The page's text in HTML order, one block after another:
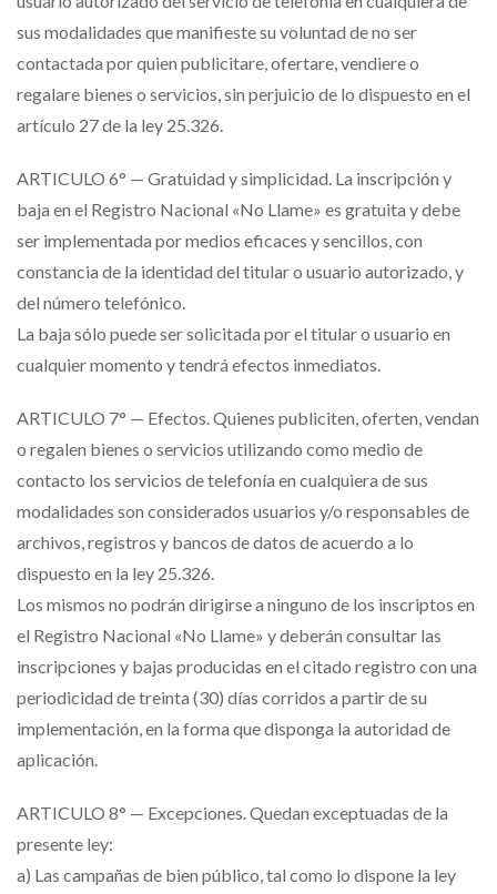
sus modalidades que manifieste su voluntad de no ser
contactada por quien publicitare, ofertare, vendiere o
regalare bienes o servicios, sin perjuicio de lo dispuesto en el
artículo 27 de la ley 25.326.
ARTICULO 6° — Gratuidad y simplicidad. La inscripción y
baja en el Registro Nacional «No Llame» es gratuita y debe
ser implementada por medios eficaces y sencillos, con
constancia de la identidad del titular o usuario autorizado, y
del número telefónico.
La baja sólo puede ser solicitada por el titular o usuario en
cualquier momento y tendrá efectos inmediatos.
ARTICULO 7° — Efectos. Quienes publiciten, oferten, vendan
o regalen bienes o servicios utilizando como medio de
contacto los servicios de telefonía en cualquiera de sus
modalidades son considerados usuarios y/o responsables de
archivos, registros y bancos de datos de acuerdo a lo
dispuesto en la ley 25.326.
Los mismos no podrán dirigirse a ninguno de los inscriptos en
el Registro Nacional «No Llame» y deberán consultar las
inscripciones y bajas producidas en el citado registro con una
periodicidad de treinta (30) días corridos a partir de su
implementación, en la forma que disponga la autoridad de
aplicación.
ARTICULO 8° — Excepciones. Quedan exceptuadas de la
presente ley:
a) Las campañas de bien público, tal como lo dispone la ley